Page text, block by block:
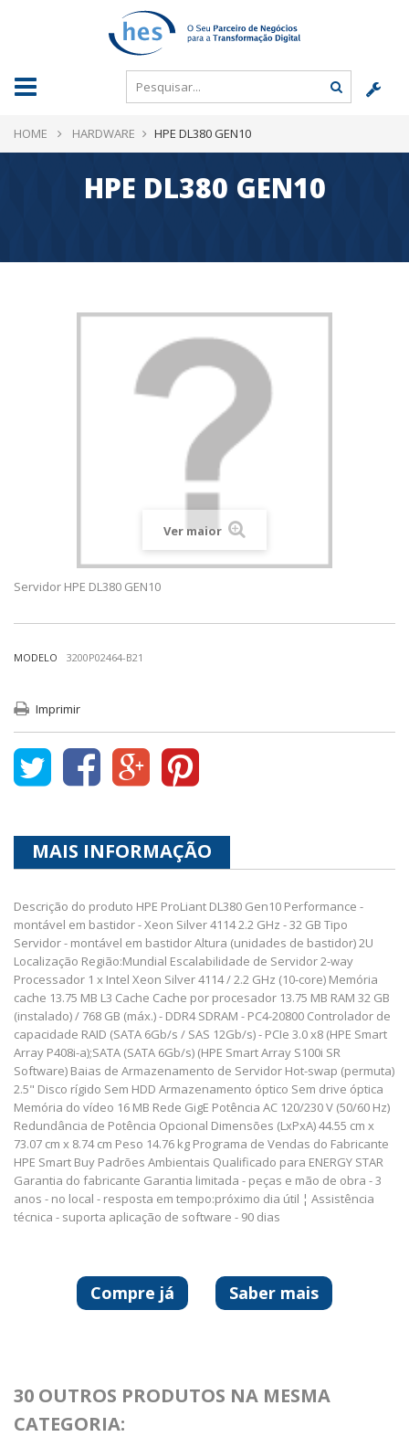
HOME HARDWARE HPE DL380 GEN10
HPE DL380 GEN10
Ver maior
Servidor HPE DL380 GEN10
MODELO 3200P02464-B21
Imprimir
MAIS INFORMAÇÃO
Descrição do produto HPE ProLiant DL380 Gen10 Performance -
montável em bastidor - Xeon Silver 4114 2.2 GHz - 32 GB Tipo
Servidor - montável em bastidor Altura (unidades de bastidor) 2U
Localização Região:Mundial Escalabilidade de Servidor 2-way
Processador 1 x Intel Xeon Silver 4114 / 2.2 GHz (10-core) Memória
cache 13.75 MB L3 Cache Cache por procesador 13.75 MB RAM 32 GB
(instalado) / 768 GB (máx.) - DDR4 SDRAM - PC4-20800 Controlador de
capacidade RAID (SATA 6Gb/s / SAS 12Gb/s) - PCIe 3.0 x8 (HPE Smart
Array P408i-a);SATA (SATA 6Gb/s) (HPE Smart Array S100i SR
Software) Baias de Armazenamento de Servidor Hot-swap (permuta)
2.5" Disco rígido Sem HDD Armazenamento óptico Sem drive óptica
Memória do vídeo 16 MB Rede GigE Potência AC 120/230 V (50/60 Hz)
Redundância de Potência Opcional Dimensões (LxPxA) 44.55 cm x
73.07 cm x 8.74 cm Peso 14.76 kg Programa de Vendas do Fabricante
HPE Smart Buy Padrões Ambientais Qualificado para ENERGY STAR
Garantia do fabricante Garantia limitada - peças e mão de obra - 3
anos - no local - resposta em tempo:próximo dia útil ¦ Assistência
técnica - suporta aplicação de software - 90 dias
Saber mais
Compre já
30 OUTROS PRODUTOS NA MESMA
CATEGORIA: